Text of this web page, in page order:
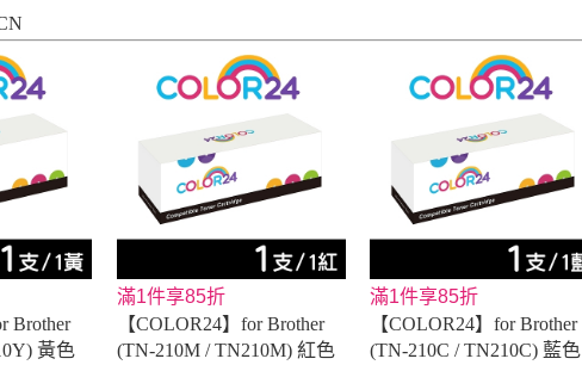
Brother
黃色
滿1件享85折
【COLOR24】for Brother
(TN-210M / TN210M) 紅色
滿1件享85折
【COLOR24】for Brother
(TN-210C / TN210C) 藍色